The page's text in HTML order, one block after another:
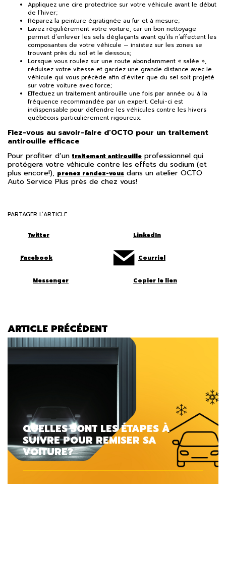
Appliquez une cire protectrice sur votre véhicule avant le début
de l’hiver;
Réparez la peinture égratignée au fur et à mesure;
Lavez régulièrement votre voiture, car un bon nettoyage
permet d’enlever les sels déglaçants avant qu’ils n’affectent les
composantes de votre véhicule — insistez sur les zones se
trouvant près du sol et le dessous;
Lorsque vous roulez sur une route abondamment « salée »,
réduisez votre vitesse et gardez une grande distance avec le
véhicule qui vous précède afin d’éviter que du sel soit projeté
sur votre voiture avec force;
Effectuez un traitement antirouille une fois par année ou à la
fréquence recommandée par un expert. Celui-ci est
indispensable pour défendre les véhicules contre les hivers
québécois particulièrement rigoureux.
Fiez-vous au savoir-faire d’OCTO pour un traitement
antirouille efficace
Pour profiter d’un traitement antirouille professionnel qui
protégera votre véhicule contre les effets du sodium (et
plus encore!), prenez rendez-vous dans un atelier OCTO
Auto Service Plus près de chez vous!
PARTAGER L’ARTICLE
Twitter LinkedIn
Facebook Courriel
Messenger Copier le lien
ARTICLE PRÉCÉDENT
QUELLES SONT LES ÉTAPES À
SUIVRE POUR REMISER SA
VOITURE?